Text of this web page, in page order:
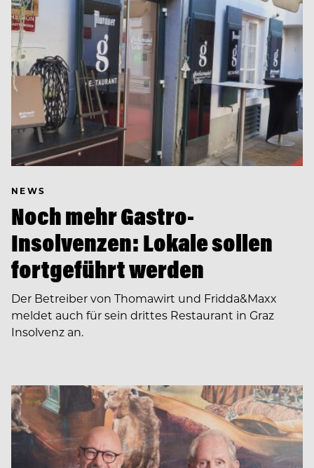
NEWS
Noch mehr Gastro-
Insolvenzen: Lokale sollen
fortgeführt werden
Der Betreiber von Thomawirt und Fridda&Maxx
meldet auch für sein drittes Restaurant in Graz
Insolvenz an.